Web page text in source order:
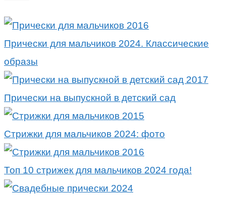
Прически для мальчиков 2024. Классические
образы
Прически на выпускной в детский сад
Стрижки для мальчиков 2024: фото
Топ 10 стрижек для мальчиков 2024 года!